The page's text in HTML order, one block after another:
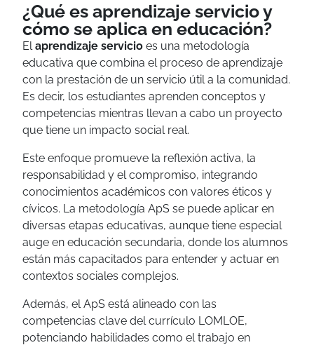
¿Qué es aprendizaje servicio y
cómo se aplica en educación?
Elaprendizaje servicio es una metodología
educativa que combina el proceso de aprendizaje
con la prestación de un servicio útil a la comunidad.
Es decir, los estudiantes aprenden conceptos y
competencias mientras llevan a cabo un proyecto
que tiene un impacto social real.
Este enfoque promueve la reflexión activa, la
responsabilidad y el compromiso, integrando
conocimientos académicos con valores éticos y
cívicos. La metodología ApS se puede aplicar en
diversas etapas educativas, aunque tiene especial
auge en educación secundaria, donde los alumnos
están más capacitados para entender y actuar en
contextos sociales complejos.
Además, el ApS está alineado con las
competencias clave del currículo LOMLOE,
potenciando habilidades como el trabajo en